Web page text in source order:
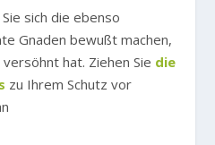
sich die ebenso
Gnaden bewußt machen,
hat. Ziehen Sie die
zu Ihrem Schutz vor